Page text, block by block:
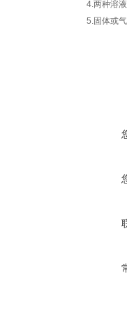
4.两种溶
5.固体或